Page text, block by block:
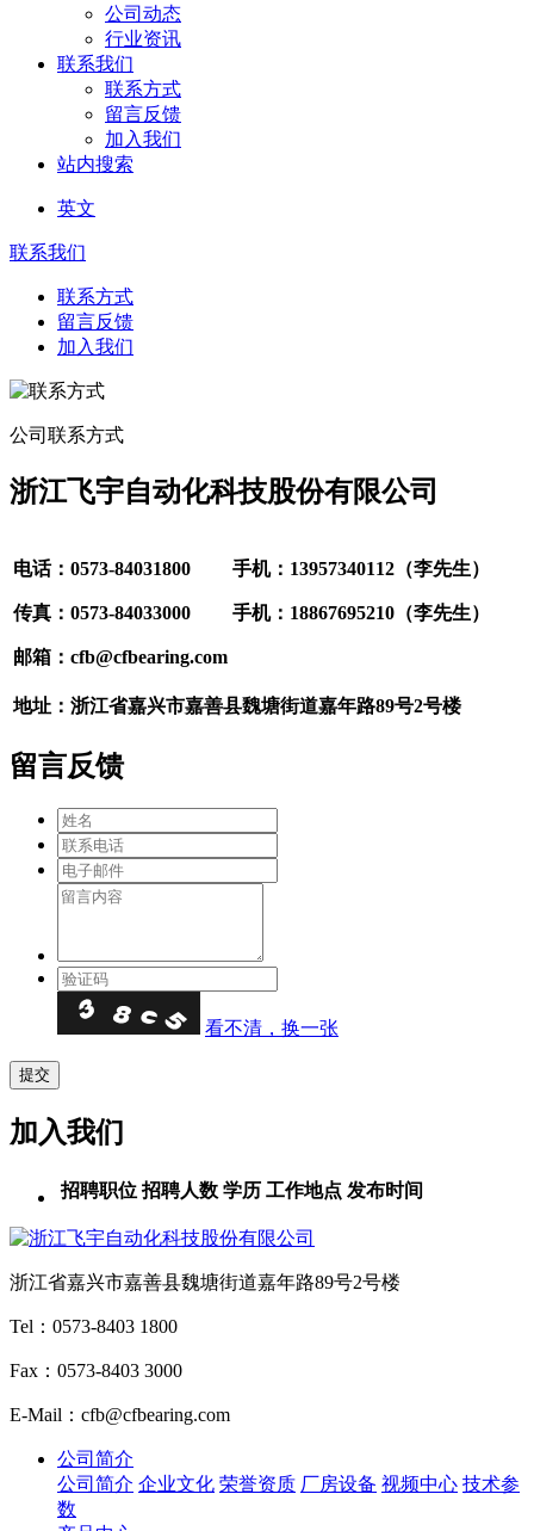
公司动态
行业资讯
联系我们
联系方式
留言反馈
加入我们
站内搜索
英文
联系我们
联系方式
留言反馈
加入我们
公司联系方式
浙江飞宇自动化科技股份有限公司
电话：0573-84031800
传真：0573-84033000
邮箱：cfb@cfbearing.com
手机：13957340112（李先生）
手机：18867695210（李先生）
地址：浙江省嘉兴市嘉善县魏塘街道嘉年路89号2号楼
留言反馈
看不清，换一张
加入我们
招聘职位 招聘人数 学历 工作地点 发布时间
浙江省嘉兴市嘉善县魏塘街道嘉年路89号2号楼
Tel：0573-8403 1800
Fax：0573-8403 3000
E-Mail：cfb@cfbearing.com
公司简介
公司简介 企业文化 荣誉资质 厂房设备 视频中心 技术参
数